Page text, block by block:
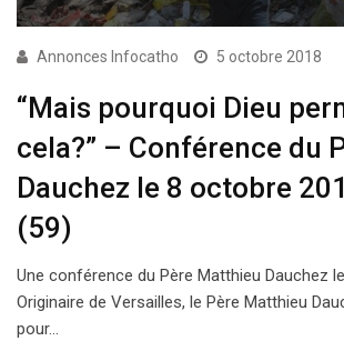
Annonces Infocatho 5 octobre 2018
“Mais pourquoi Dieu
cela?” – Conférence du
Dauchez le 8 octobre
(59)
Une conférence du Père Matthieu Dauchez
Originaire de Versailles, le Père Matthieu
pour…